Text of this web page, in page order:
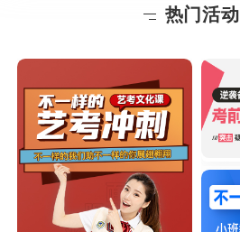
热门活动